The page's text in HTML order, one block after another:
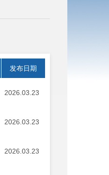
发布日期
2026.03.23
2026.03.23
2026.03.23